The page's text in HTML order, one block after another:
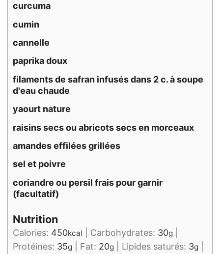
curcuma
cumin
cannelle
paprika doux
filaments de safran infusés dans 2 c. à soupe
d'eau chaude
yaourt nature
raisins secs ou abricots secs en morceaux
amandes effilées grillées
sel et poivre
coriandre ou persil frais pour garnir
(facultatif)
Nutrition
Calories: 450kcal Carbohydrates: 30g
Protéines: 35g Fat: 20g Lipides saturés: 3g